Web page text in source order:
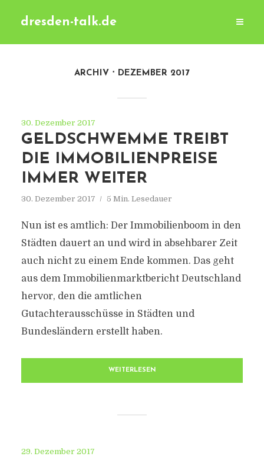
dresden-talk.de
ARCHIV DEZEMBER 2017
30. Dezember 2017
GELDSCHWEMME TREIBT
DIE IMMOBILIENPREISE
IMMER WEITER
30. Dezember 2017 5 Min. Lesedauer
Nun ist es amtlich: Der Immobilienboom in den
Städten dauert an und wird in absehbarer Zeit
auch nicht zu einem Ende kommen. Das geht
aus dem Immobilienmarktbericht Deutschland
hervor, den die amtlichen
Gutachterausschüsse in Städten und
Bundesländern erstellt haben.
WEITERLESEN
29. Dezember 2017